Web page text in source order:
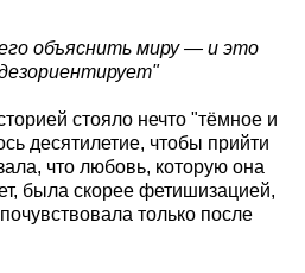
объяснить миру — и это
стояло нечто "тёмное и
десятилетие, чтобы прийти
что любовь, которую она
была скорее фетишизацией,
только после